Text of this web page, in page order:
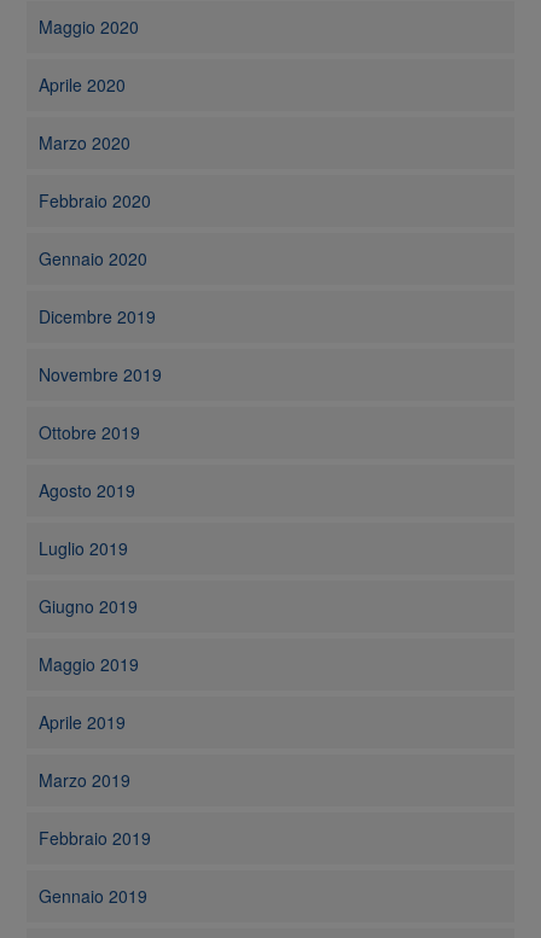
Maggio 2020
Aprile 2020
Marzo 2020
Febbraio 2020
Gennaio 2020
Dicembre 2019
Novembre 2019
Ottobre 2019
Agosto 2019
Luglio 2019
Giugno 2019
Maggio 2019
Aprile 2019
Marzo 2019
Febbraio 2019
Gennaio 2019